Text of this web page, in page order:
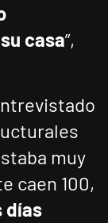
casa”,
muy
caen 100,
días